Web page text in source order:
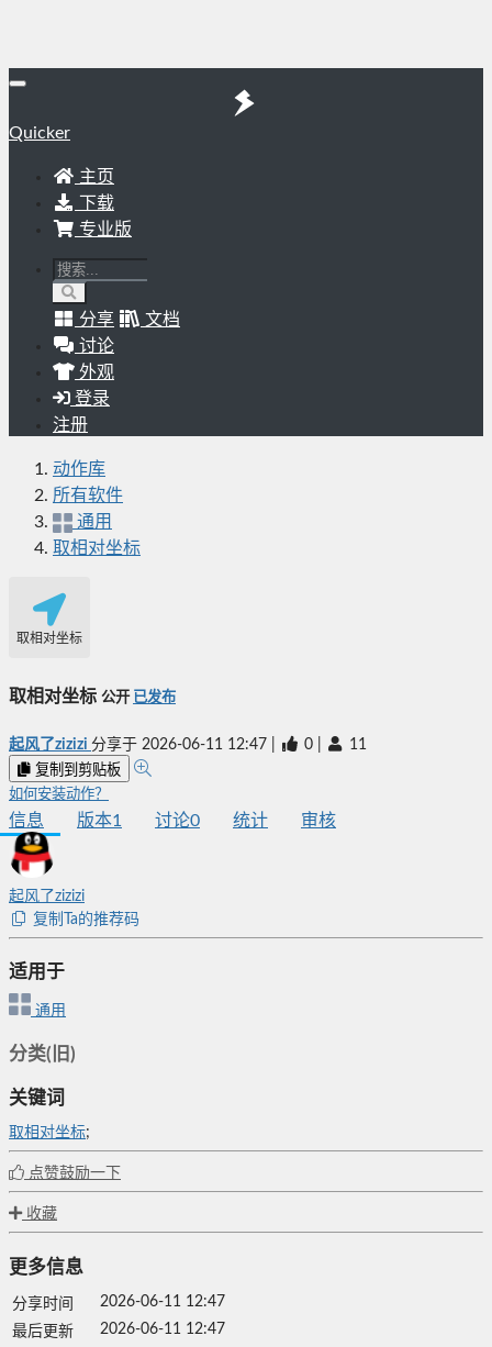
Quicker
主页
下载
专业版
分享
文档
讨论
外观
登录
注册
动作库
所有软件
通用
取相对坐标
取相对坐标
取相对坐标 公开 已发布
起风了zizizi 分享于 2026-06-11 12:47 0 11
复制到剪贴板
如何安装动作？
信息 版本1 讨论0 统计 审核
起风了zizizi
复制Ta的推荐码
适用于
通用
分类(旧)
关键词
取相对坐标;
点赞鼓励一下
收藏
更多信息
分享时间
2026-06-11 12:47
最后更新
2026-06-11 12:47